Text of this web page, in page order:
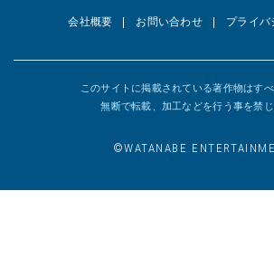
会社概要 お問い合わせ プライバ
このサイトに掲載されている著作物はす
無断で転載、加工などを行う事を禁じ
©︎WATANABE